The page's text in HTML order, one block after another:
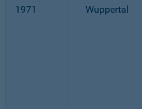
1971 Wuppertal